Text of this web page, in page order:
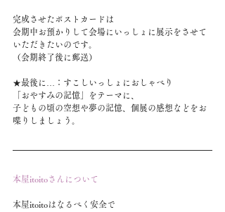
完成させたポストカードは
会期中お預かりして会場にいっしょに展示をさせて
いただきたいのです。
（会期終了後に郵送）
★最後に…：すこしいっしょにおしゃべり
「おやすみの記憶」をテーマに、
子どもの頃の空想や夢の記憶、個展の感想などをお
喋りしましょう。
本屋itoitoさんについて
本屋itoitoはなるべく安全で